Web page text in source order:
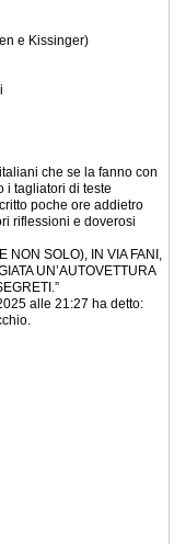
e Kissinger)
che se la fanno con
i tagliatori di teste
poche ore addietro
riflessioni e doverosi
NON SOLO), IN VIA FANI,
UN’AUTOVETTURA
alle 21:27 ha detto: